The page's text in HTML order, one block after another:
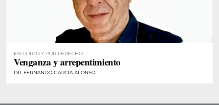
EN CORTO Y POR DERECHO
Venganza y arrepentimiento
DR. FERNANDO GARCÍA ALONSO